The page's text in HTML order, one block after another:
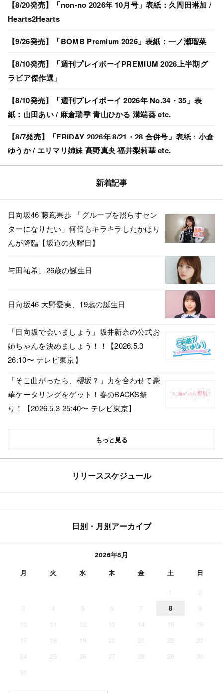
【8/20発売】「non-no 2026年 10月号」表紙：久間田琳加 /
Hearts2Hearts
【9/26発売】「BOMB Premium 2026」表紙：一ノ瀬瑠菜
【8/10発売】「週刊プレイボーイPREMIUM 2026上半期グ
ラビア傑作選」
【8/10発売】「週刊プレイボーイ 2026年 No.34・35」表
紙：山田あい / 麻倉瑞季 青山ひかる 溝端葵 etc.
【8/7発売】「FRIDAY 2026年 8/21・28 合併号」表紙：小倉
ゆうか / エリマリ姉妹 髙野真央 福井梨莉華 etc.
新着記事
日向坂46 藤嶌果歩 「グループを照らすセン
ターになりたい」何倍もキラキラしたかほり
んが降臨【坂道の火曜日】
与田祐希、26歳の誕生日
日向坂46 大野愛実、19歳の誕生日
「日向坂で会いましょう」坂井新奈の公式お
姉ちゃんを決めましょう！！【2026.5.3
26:10〜 テレビ東京】
「そこ曲がったら、櫻坂？」力を合わせて豪
華ケータリングをゲット！春のBACKS祭
り！【2026.5.3 25:40〜 テレビ東京】
もっと見る
リリーススケジュール
日別・月別アーカイブ
2026年8月
月 火 水 木 金 土 日
1
2
3
4 5 6 7 8
9
10
11 12 13 14 15
16
17
18 19 20 21 22
23
24
25 26 27 28 29
30
31